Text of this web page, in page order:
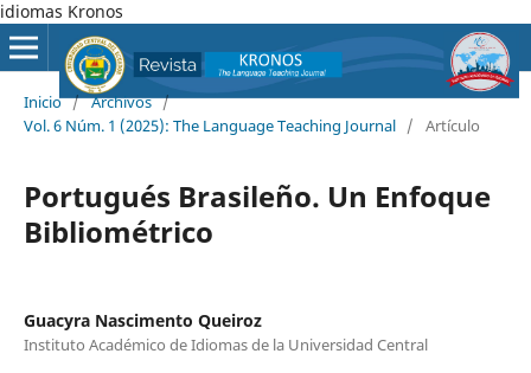
idiomas Kronos
Inicio / Archivos /
Vol. 6 Núm. 1 (2025): The Language Teaching Journal / Artículo
Portugués Brasileño. Un Enfoque
Bibliométrico
Guacyra Nascimento Queiroz
Instituto Académico de Idiomas de la Universidad Central